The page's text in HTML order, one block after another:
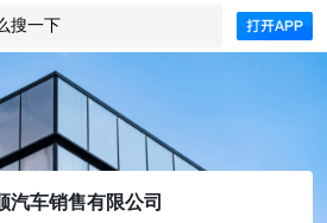
搜一下
汽车销售有限公司